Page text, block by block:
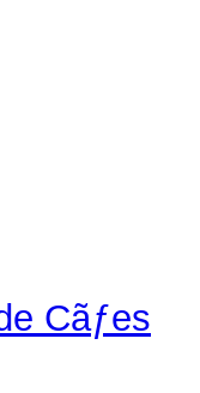
Cãƒes